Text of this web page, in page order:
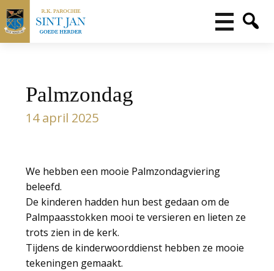
Palmzondag
14 april 2025
We hebben een mooie Palmzondagviering
beleefd.
De kinderen hadden hun best gedaan om de
Palmpaasstokken mooi te versieren en lieten ze
trots zien in de kerk.
Tijdens de kinderwoorddienst hebben ze mooie
tekeningen gemaakt.